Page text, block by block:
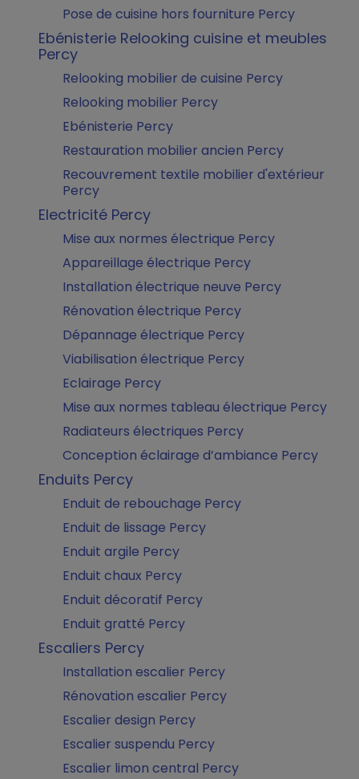
Pose de cuisine hors fourniture Percy
Ebénisterie Relooking cuisine et meubles
Percy
Relooking mobilier de cuisine Percy
Relooking mobilier Percy
Ebénisterie Percy
Restauration mobilier ancien Percy
Recouvrement textile mobilier d'extérieur
Percy
Electricité Percy
Mise aux normes électrique Percy
Appareillage électrique Percy
Installation électrique neuve Percy
Rénovation électrique Percy
Dépannage électrique Percy
Viabilisation électrique Percy
Eclairage Percy
Mise aux normes tableau électrique Percy
Radiateurs électriques Percy
Conception éclairage d’ambiance Percy
Enduits Percy
Enduit de rebouchage Percy
Enduit de lissage Percy
Enduit argile Percy
Enduit chaux Percy
Enduit décoratif Percy
Enduit gratté Percy
Escaliers Percy
Installation escalier Percy
Rénovation escalier Percy
Escalier design Percy
Escalier suspendu Percy
Escalier limon central Percy